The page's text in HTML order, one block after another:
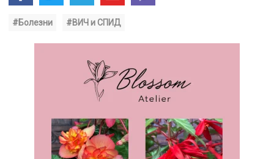
#Болезни #ВИЧ и СПИД